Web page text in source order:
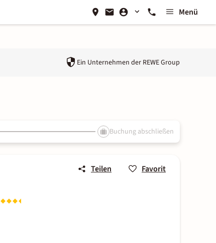
Menü
Ein Unternehmen der REWE Group
Buchung abschließen
Teilen Favorit